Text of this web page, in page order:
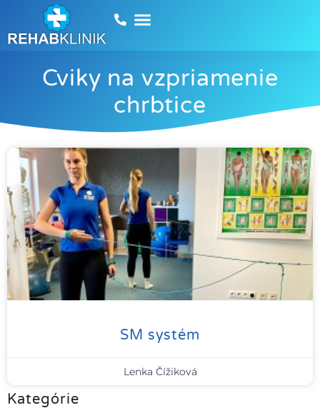
Cviky na vzpriamenie
chrbtice
Kategórie
SM systém
Lenka Čížiková